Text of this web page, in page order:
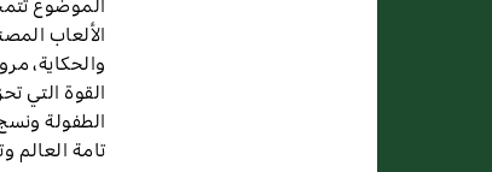
الموضوع
الألعاب
والحكاية،
القوة التي
الطفولة
تامة